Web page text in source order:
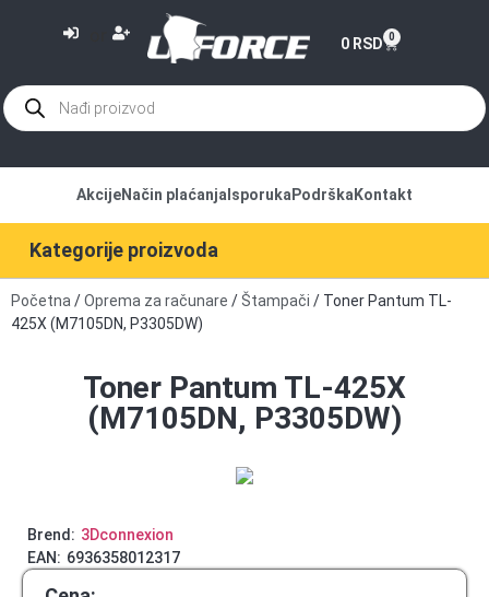
0 RSD 0
Kategorije proizvoda
AkcijeNačin plaćanja Isporuka Podrška Kontakt
Početna /Oprema za računare / Štampači / Toner Pantum TL-
425X (M7105DN, P3305DW)
Toner Pantum TL-425X
(M7105DN, P3305DW)
Brend: 3Dconnexion
EAN: 6936358012317